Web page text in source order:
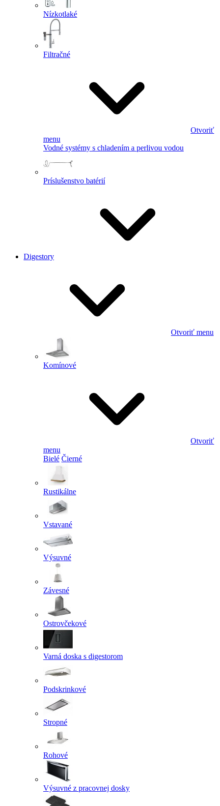
Nízkotlaké
Filtračné
Otvoriť
menu
Vodné systémy s chladením a perlivou vodou
Príslušenstvo batérií
Digestory
Otvoriť menu
Komínové
Otvoriť
menu
Bielé Čierné
Rustikálne
Vstavané
Výsuvné
Závesné
Ostrovčekové
Varná doska s digestorom
Podskrinkové
Stropné
Rohové
Výsuvné z pracovnej dosky